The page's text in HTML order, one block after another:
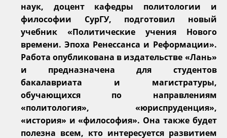
наук, доцент кафедры политологии и
философии СурГУ, подготовил новый
учебник «Политические учения Нового
времени. Эпоха Ренессанса и Реформации».
Работа опубликована в издательстве «Лань»
и предназначена для студентов
бакалавриата и магистратуры,
обучающихся по направлениям
«политология», «юриспруденция»,
«история» и «философия». Она также будет
полезна всем, кто интересуется развитием